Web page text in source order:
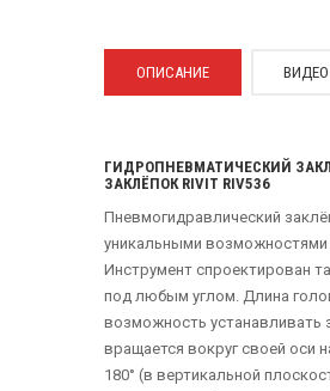
ОПИСАНИЕ ВИДЕО
ГИДРОПНЕВМАТИЧЕСКИЙ
ЗАКЛЁПОК RIVIT RIV536
Пневмогидравлический
уникальными возможностями
Инструмент спроектирован
под любым углом. Длина
возможность устанавливать
вращается вокруг своей оси
180° (в вертикальной